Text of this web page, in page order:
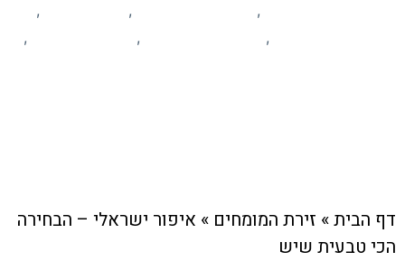
,
,
,
,
,
,
דף הבית» זירת המומחים » איפור ישראלי – הבחירה
הכי טבעית שיש